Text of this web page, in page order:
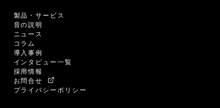
製品・サービス
音の説明
ニュース
コラム
導入事例
インタビュー一覧
採用情報
お問合せ
プライバシーポリシー